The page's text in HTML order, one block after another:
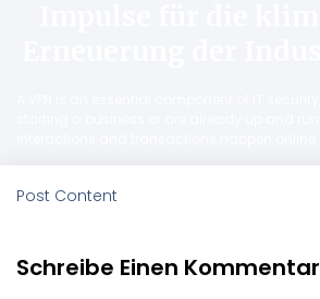
Post Content
Schreibe Einen Kommentar